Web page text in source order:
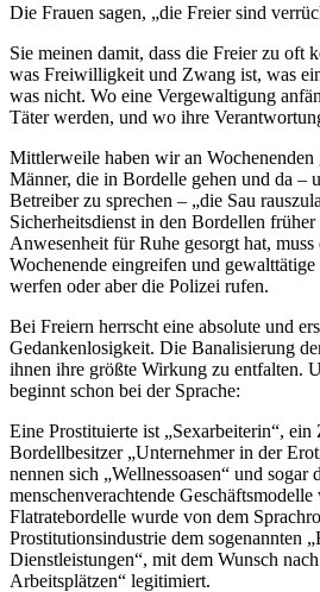
Die Frauen sagen, „die Freier sind
Sie meinen damit, dass die Freier zu oft
was Freiwilligkeit und Zwang ist, was
was nicht. Wo eine Vergewaltigung
Täter werden, und wo ihre
Mittlerweile haben wir an Wochenenden
Männer, die in Bordelle gehen und da –
Betreiber zu sprechen – „die Sau
Sicherheitsdienst in den Bordellen
Anwesenheit für Ruhe gesorgt hat,
Wochenende eingreifen und
werfen oder aber die Polizei rufen.
Bei Freiern herrscht eine absolute und
Gedankenlosigkeit. Die Banalisierung
ihnen ihre größte Wirkung zu entfalten.
beginnt schon bei der Sprache:
Eine Prostituierte ist „Sexarbeiterin“, ein
Bordellbesitzer „Unternehmer in der
nennen sich „Wellnessoasen“ und sogar
menschenverachtende
Flatratebordelle wurde von dem
Prostitutionsindustrie dem sogenannten
Dienstleistungen“, mit dem Wunsch
Arbeitsplätzen“ legitimiert.